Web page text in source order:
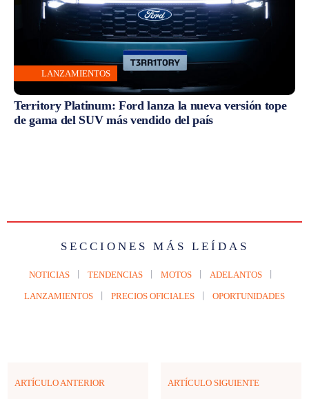
LANZAMIENTOS
Territory Platinum: Ford lanza la nueva versión tope
de gama del SUV más vendido del país
SECCIONES MÁS LEÍDAS
NOTICIAS TENDENCIAS MOTOS ADELANTOS
LANZAMIENTOS PRECIOS OFICIALES OPORTUNIDADES
ARTÍCULO ANTERIOR ARTÍCULO SIGUIENTE